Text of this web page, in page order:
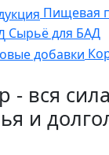
Пищевая
Сырьё для БАД
- вся
и